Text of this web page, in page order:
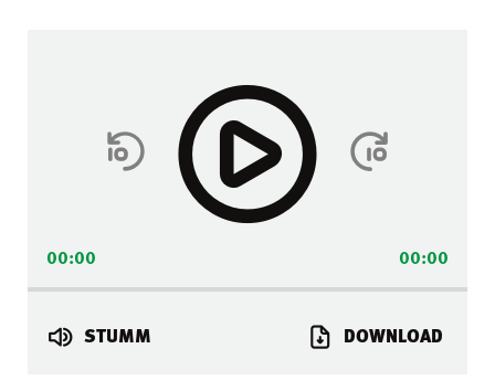
00:00 00:00
STUMM DOWNLOAD